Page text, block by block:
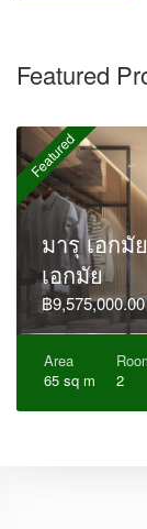
Featured
Featured
มารุ เอกมั
เอกมัย
฿9,575,000.00
Area
65 sq m
2